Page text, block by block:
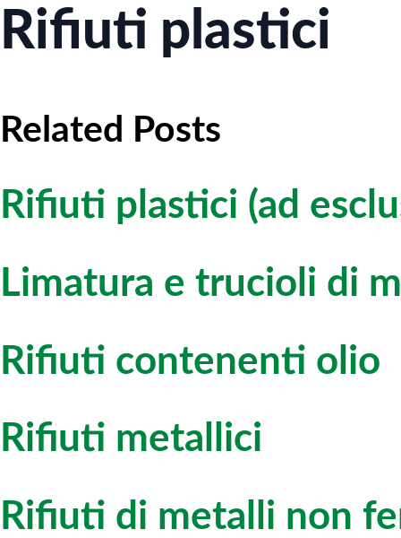
Rifiuti plastici
Related Posts
Rifiuti plastici (ad
Limatura e trucioli di
Rifiuti contenenti olio
Rifiuti metallici
Rifiuti di metalli non